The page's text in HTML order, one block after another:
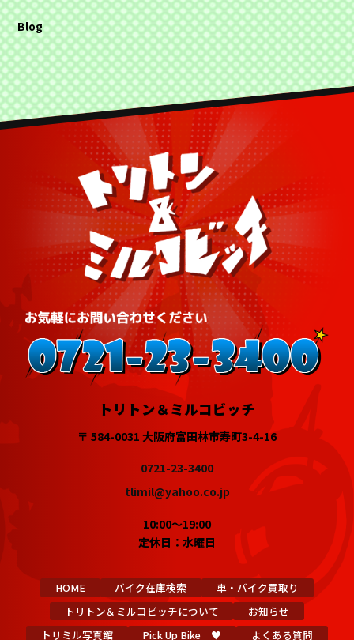
Blog
トリトン＆ミルコビッチ
〒 584-0031 大阪府富田林市寿町3-4-16
0721-23-3400
tlimil@yahoo.co.jp
10:00～19:00
定休日：水曜日
HOME バイク在庫検索
車・バイク買取り
トリトン＆ミルコビッチについて
お知らせ
トリミル写真館
Pick Up Bike ♥ よくある質問